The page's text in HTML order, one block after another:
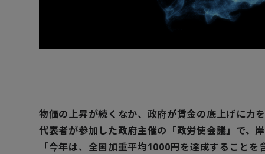
物価の上昇が続くなか、政府が賃金の底上げに力
代表者が参加した政府主催の「政労使会議」で、
「今年は、全国加重平均1000円を達成すること